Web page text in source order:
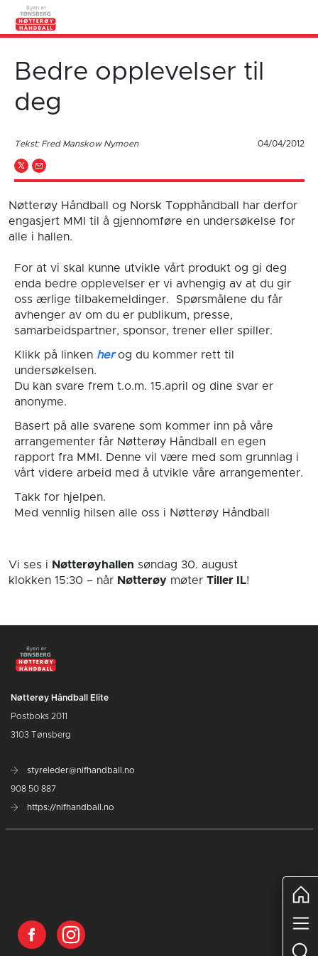
Bedre opplevelser til
deg
Tekst: Fred Manskow Nymoen 04/04/2012
Nøtterøy Håndball og Norsk Topphåndball har derfor
engasjert MMI til å gjennomføre en undersøkelse for
alle i hallen.
For at vi skal kunne utvikle vårt produkt og gi deg
enda bedre opplevelser er vi avhengig av at du gir
oss ærlige tilbakemeldinger. Spørsmålene du får
avhenger av om du er publikum, presse,
samarbeidspartner, sponsor, trener eller spiller.
Klikk på linken herog du kommer rett til
undersøkelsen.
Du kan svare frem t.o.m. 15.april og dine svar er
anonyme.
Basert på alle svarene som kommer inn på våre
arrangementer får Nøtterøy Håndball en egen
rapport fra MMI. Denne vil være med som grunnlag i
vårt videre arbeid med å utvikle våre arrangementer.
Takk for hjelpen.
Med vennlig hilsen alle oss i Nøtterøy Håndball
Vi ses i Nøtterøyhallen søndag 30. august
klokken 15:30 – når Nøtterøy møter Tiller IL!
Nøtterøy Håndball Elite
Postboks 2011
3103 Tønsberg
styreleder@nifhandball.no
908 50 887
https://nifhandball.no